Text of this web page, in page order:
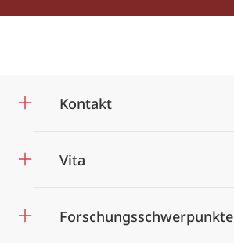
Kontakt
Vita
Forschungsschwerpunkte